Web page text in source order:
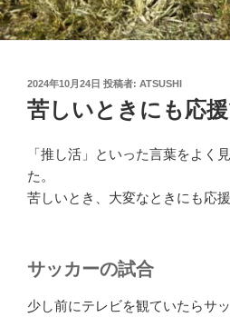
投
稿
日:
2024年10月24日 投稿者: ATSUSHI
苦しいときにも応
「推し活」といった言葉をよく
た。
苦しいとき、大変なときにも応
サッカーの試合
少し前にテレビを観ていたらサ